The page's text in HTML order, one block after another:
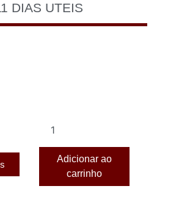
DIAS UTEIS
Adicionar ao
carrinho